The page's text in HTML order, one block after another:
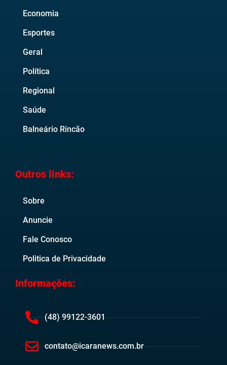
Economia
Esportes
Geral
Política
Regional
Saúde
Balneário Rincão
Outros links:
Sobre
Anuncie
Fale Conosco
Politica de Privacidade
Informações:
(48) 99122-3601
contato@icaranews.com.br